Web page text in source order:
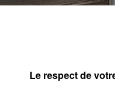
Le respect de